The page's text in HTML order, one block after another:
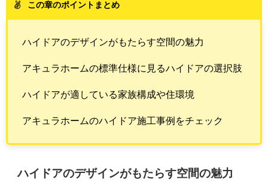
この章のポイントまとめ
ハイドアのデザインがもたらす空間の魅力
アキュラホームの標準仕様に見るハイドアの選択肢
ハイドアが適している家族構成や住環境
アキュラホームのハイドア施工事例をチェック
ハイドアのデザインがもたらす空間の魅力